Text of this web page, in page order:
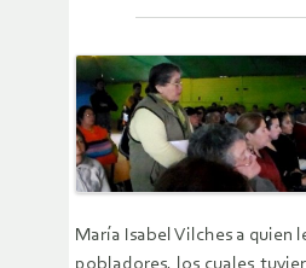
María Isabel Vilches a